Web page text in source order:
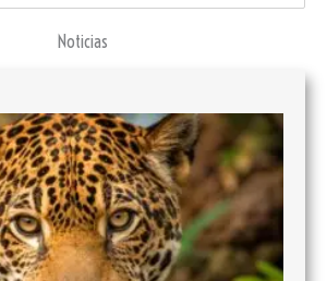
Noticias